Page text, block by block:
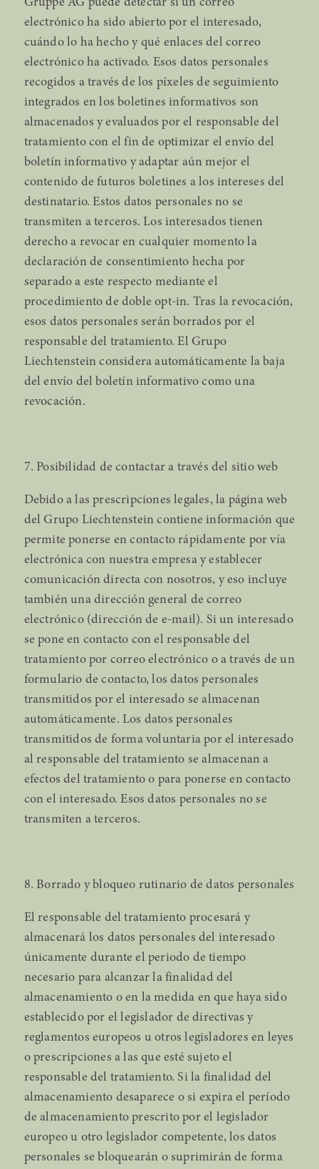
Gruppe AG puede detectar si un correo
electrónico ha sido abierto por el interesado,
cuándo lo ha hecho y qué enlaces del correo
electrónico ha activado. Esos datos personales
recogidos a través de los píxeles de seguimiento
integrados en los boletines informativos son
almacenados y evaluados por el responsable del
tratamiento con el fin de optimizar el envío del
boletín informativo y adaptar aún mejor el
contenido de futuros boletines a los intereses del
destinatario. Estos datos personales no se
transmiten a terceros. Los interesados tienen
derecho a revocar en cualquier momento la
declaración de consentimiento hecha por
separado a este respecto mediante el
procedimiento de doble opt-in. Tras la revocación,
esos datos personales serán borrados por el
responsable del tratamiento. El Grupo
Liechtenstein considera automáticamente la baja
del envío del boletín informativo como una
revocación.
7. Posibilidad de contactar a través del sitio web
Debido a las prescripciones legales, la página web
del Grupo Liechtenstein contiene información que
permite ponerse en contacto rápidamente por vía
electrónica con nuestra empresa y establecer
comunicación directa con nosotros, y eso incluye
también una dirección general de correo
electrónico (dirección de e-mail). Si un interesado
se pone en contacto con el responsable del
tratamiento por correo electrónico o a través de un
formulario de contacto, los datos personales
transmitidos por el interesado se almacenan
automáticamente. Los datos personales
transmitidos de forma voluntaria por el interesado
al responsable del tratamiento se almacenan a
efectos del tratamiento o para ponerse en contacto
con el interesado. Esos datos personales no se
transmiten a terceros.
8. Borrado y bloqueo rutinario de datos personales
El responsable del tratamiento procesará y
almacenará los datos personales del interesado
únicamente durante el periodo de tiempo
necesario para alcanzar la finalidad del
almacenamiento o en la medida en que haya sido
establecido por el legislador de directivas y
reglamentos europeos u otros legisladores en leyes
o prescripciones a las que esté sujeto el
responsable del tratamiento. Si la finalidad del
almacenamiento desaparece o si expira el período
de almacenamiento prescrito por el legislador
europeo u otro legislador competente, los datos
personales se bloquearán o suprimirán de forma